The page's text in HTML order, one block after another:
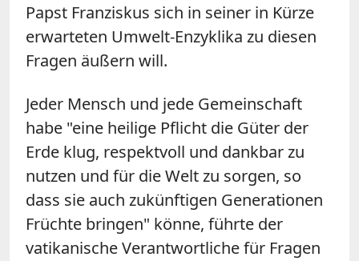
Papst Franziskus sich in seiner in Kürze
erwarteten Umwelt-Enzyklika zu diesen
Fragen äußern will.
Jeder Mensch und jede Gemeinschaft
habe "eine heilige Pflicht die Güter der
Erde klug, respektvoll und dankbar zu
nutzen und für die Welt zu sorgen, so
dass sie auch zukünftigen Generationen
Früchte bringen" könne, führte der
vatikanische Verantwortliche für Fragen